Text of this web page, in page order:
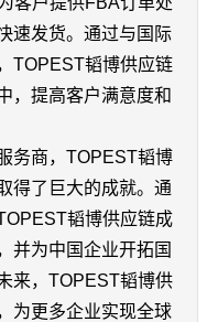
速发货。通过与国际
TOPEST韬博供应链
，提高客户满意度和
务商，TOPEST韬博
得了巨大的成就。通
韬博供应链成
并为中国企业开拓国
来，TOPEST韬博供
为更多企业实现全球